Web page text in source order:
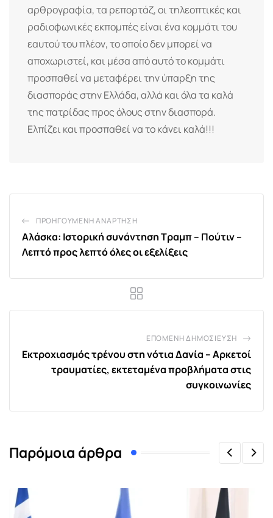
αρθρογραφία, τα ρεπορτάζ, οι τηλεοπτικές και
ραδιοφωνικές εκπομπές είναι ένα κομμάτι του
εαυτού του πλέον, το οποίο δεν μπορεί να
αποχωριστεί, και μέσα από αυτό το κομμάτι
προσπαθεί να μεταφέρει την ύπαρξη της
διασποράς στην Ελλάδα, αλλά και όλα τα καλά
της πατρίδας προς όλους στην διασπορά.
Ελπίζει και προσπαθεί να το κάνει καλά!!!
ΠΡΟΗΓΟΎΜΕΝΗ ΑΝΆΡΤΗΣΗ
Αλάσκα: Ιστορική συνάντηση Τραμπ – Πούτιν –
Λεπτό προς λεπτό όλες οι εξελίξεις
ΕΠΌΜΕΝΗ ΔΗΜΟΣΊΕΥΣΗ
Εκτροχιασμός τρένου στη νότια Δανία – Αρκετοί
τραυματίες, εκτεταμένα προβλήματα στις
συγκοινωνίες
Παρόμοια άρθρα